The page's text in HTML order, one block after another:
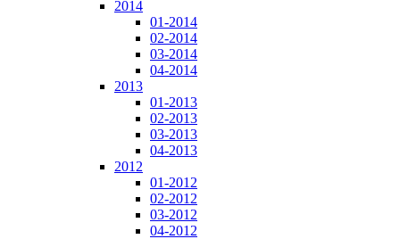
2014
01-2014
02-2014
03-2014
04-2014
2013
01-2013
02-2013
03-2013
04-2013
2012
01-2012
02-2012
03-2012
04-2012